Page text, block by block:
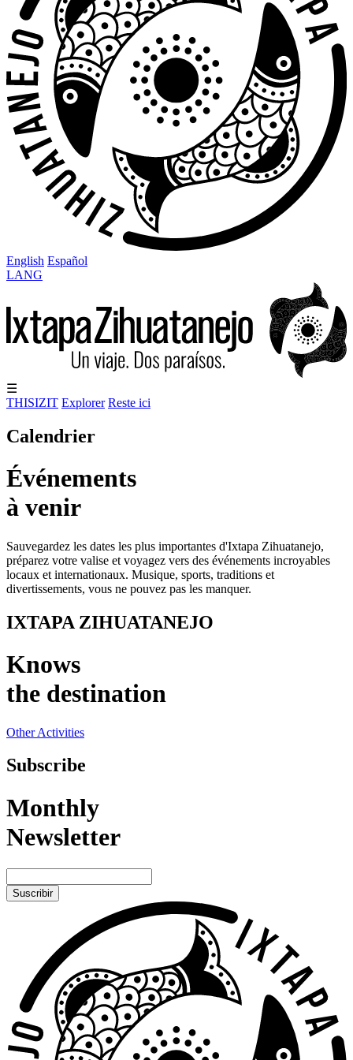
English Español
LANG
☰
THISIZIT Explorer Reste ici
Calendrier
Événements
à venir
Sauvegardez les dates les plus importantes d'Ixtapa Zihuatanejo,
préparez votre valise et voyagez vers des événements incroyables
locaux et internationaux. Musique, sports, traditions et
divertissements, vous ne pouvez pas les manquer.
IXTAPA ZIHUATANEJO
Knows
the destination
Other Activities
Subscribe
Monthly
Newsletter